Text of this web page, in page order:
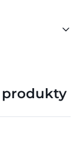
produkty